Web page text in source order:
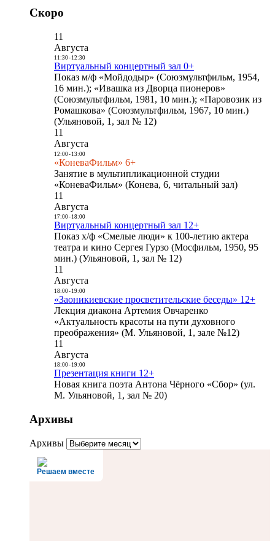
Скоро
11
Августа
11:30- 12:30
Виртуальный концертный зал 0+
Показ м/ф «Мойдодыр» (Союзмультфильм, 1954,
16 мин.); «Ивашка из Дворца пионеров»
(Союзмультфильм, 1981, 10 мин.); «Паровозик из
Ромашкова» (Союзмультфильм, 1967, 10 мин.)
(Ульяновой, 1, зал № 12)
11
Августа
12:00- 13:00
«КоневаФильм» 6+
Занятие в мультипликационной студии
«КоневаФильм» (Конева, 6, читальный зал)
11
Августа
17:00- 18:00
Виртуальный концертный зал 12+
Показ х/ф «Смелые люди» к 100-летию актера
театра и кино Сергея Гурзо (Мосфильм, 1950, 95
мин.) (Ульяновой, 1, зал № 12)
11
Августа
18:00- 19:00
«Заоникиевские просветительские беседы» 12+
Лекция диакона Артемия Овчаренко
«Актуальность красоты на пути духовного
преображения» (М. Ульяновой, 1, зале №12)
11
Августа
18:00- 19:00
Презентация книги 12+
Новая книга поэта Антона Чёрного «Сбор» (ул.
М. Ульяновой, 1, зал № 20)
Архивы
Архивы
Решаем вместе